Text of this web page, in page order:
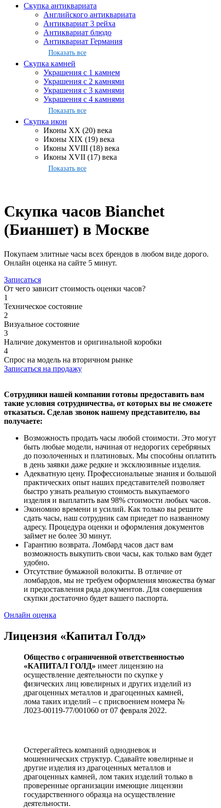
Скупка антиквариата
Английского антиквариата
Антиквариат 3 рейха
Антиквариат блюдо
Антиквариат Германия
Показать все
Скупка камней
Украшения с 1 камнем
Украшения с 2 камнями
Украшения с 3 камнями
Украшения с 4 камнями
Показать все
Скупка икон
Иконы XX (20) века
Иконы XIX (19) века
Иконы XVIII (18) века
Иконы XVII (17) века
Показать все
Скупка часов Bianchet
(Бианшет) в Москве
Покупаем элитные часы всех брендов в любом виде дорого.
Онлайн оценка на сайте 5 минут.
Записаться
От чего зависит стоимость оценки часов?
1
Техническое состояние
2
Визуальное состояние
3
Наличие документов и оригинальной коробки
4
Спрос на модель на вторичном рынке
Записаться на продажу
Сотрудники нашей компании готовы предоставить вам
такие условия сотрудничества, от которых вы не сможете
отказаться. Сделав звонок нашему представителю, вы
получаете:
Возможность продать часы любой стоимости. Это могут
быть любые модели, начиная от недорогих серебряных
до позолоченных и платиновых. Мы способны оплатить
в день заявки даже редкие и эксклюзивные изделия.
Адекватную цену. Профессиональные знания и большой
практических опыт наших представителей позволяет
быстро узнать реальную стоимость выкупаемого
изделия и выплатить вам 98% стоимости любых часов.
Экономию времени и усилий. Как только вы решите
сдать часы, наш сотрудник сам приедет по названному
адресу. Процедура оценки и оформления документов
займет не более 30 минут.
Гарантию возврата. Ломбард часов даст вам
возможность выкупить свои часы, как только вам будет
удобно.
Отсутствие бумажной волокиты. В отличие от
ломбардов, мы не требуем оформления множества бумаг
и предоставления ряда документов. Для совершения
скупки достаточно будет вашего паспорта.
Онлайн оценка
Лицензия «Капитал Голд»
Общество с ограниченной ответственностью
«КАПИТАЛ ГОЛД» имеет лицензию на
осуществление деятельности по скупке у
физических лиц ювелирных и других изделий из
драгоценных металлов и драгоценных камней,
лома таких изделий – с присвоением номера №
Л023-00119-77/001060 от 07 февраля 2022.
Остерегайтесь компаний однодневок и
мошеннических структур. Сдавайте ювелирные и
другие изделия из драгоценных металлов и
драгоценных камней, лом таких изделий только в
проверенные организации имеющие лицензии
государственного образца на осуществление
деятельности.